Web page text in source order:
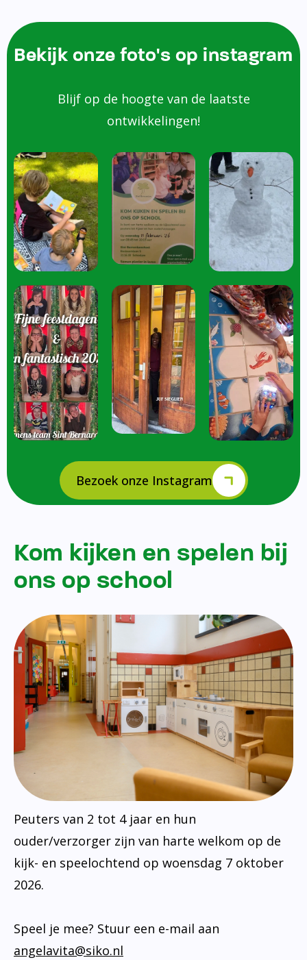
Bekijk onze foto's op instagram
Blijf op de hoogte van de laatste
ontwikkelingen!
Bezoek onze Instagram
Kom kijken en spelen bij
ons op school
Peuters van 2 tot 4 jaar en hun
ouder/verzorger zijn van harte welkom op de
kijk- en speelochtend op woensdag 7 oktober
2026.
Speel je mee? Stuur een e-mail aan
angelavita@siko.nl